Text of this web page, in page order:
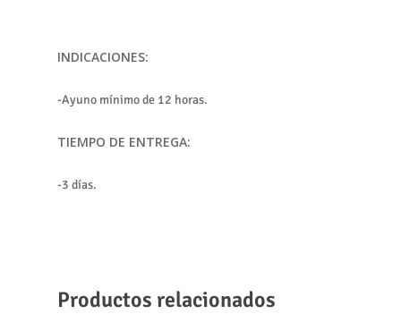
INDICACIONES:
-Ayuno mínimo de 12 horas.
TIEMPO DE ENTREGA:
-3 días.
Productos relacionados